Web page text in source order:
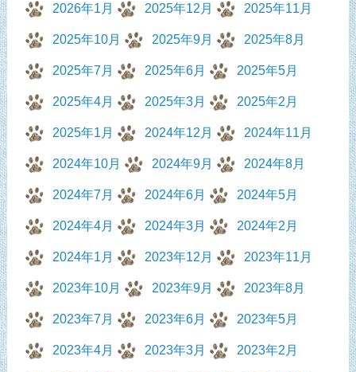
2026年1月 2025年12月 2025年11月
2025年10月 2025年9月 2025年8月
2025年7月 2025年6月 2025年5月
2025年4月 2025年3月 2025年2月
2025年1月 2024年12月 2024年11月
2024年10月 2024年9月 2024年8月
2024年7月 2024年6月 2024年5月
2024年4月 2024年3月 2024年2月
2024年1月 2023年12月 2023年11月
2023年10月 2023年9月 2023年8月
2023年7月 2023年6月 2023年5月
2023年4月 2023年3月 2023年2月